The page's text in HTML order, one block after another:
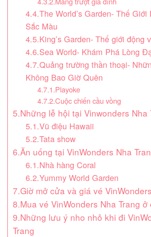
4.4.The World’s Garden- Thế
Sắc Màu
4.5.King’s Garden- Thế giới động
4.6.Sea World- Khám Phá Lòng
4.7.Quảng trường thần thoại-
Không Bao Giờ Quên
4.7.1.Playoke
4.7.2.Cuộc chiến cầu vồng
5.Những lễ hội tại Vinwonders Nha
5.1.Vũ điệu Hawaii
5.2.Tata show
6.Ăn uống tại VinWonders Nha
6.1.Nhà hàng Coral
6.2.Yummy World Garden
7.Giờ mở cửa và giá vé
8.Mua vé VinWonders Nha Trang ở
9.Những lưu ý nho nhỏ khi đi
Trang